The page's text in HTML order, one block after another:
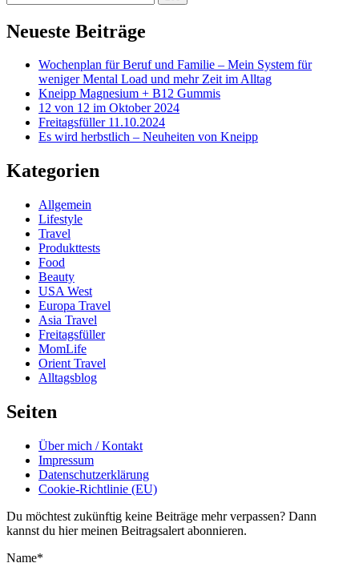
–
Juli
2023
Neueste Beiträge
Wochenplan für Beruf und Familie – Mein System für
weniger Mental Load und mehr Zeit im Alltag
Kneipp Magnesium + B12 Gummis
12 von 12 im Oktober 2024
Freitagsfüller 11.10.2024
Es wird herbstlich – Neuheiten von Kneipp
Kategorien
Allgemein
Lifestyle
Travel
Produkttests
Food
Beauty
USA West
Europa Travel
Asia Travel
Freitagsfüller
MomLife
Orient Travel
Alltagsblog
Seiten
Über mich / Kontakt
Impressum
Datenschutzerklärung
Cookie-Richtlinie (EU)
Du möchtest zukünftig keine Beiträge mehr verpassen? Dann
kannst du hier meinen Beitragsalert abonnieren.
Name*